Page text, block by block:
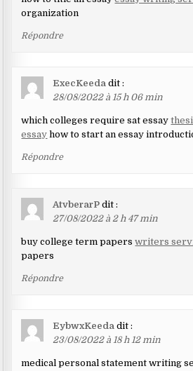
organization
Répondre
ExecKeeda dit :
28/08/2022 à 15 h 06 min
which colleges require sat essay
essay how to start an essay
Répondre
AtvberarP dit :
27/08/2022 à 2 h 47 min
buy college term paperswriters
papers
Répondre
EybwxKeeda dit :
23/08/2022 à 18 h 12 min
medical personal statement writing